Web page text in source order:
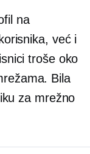
na
već i
troše oko
Bila
za mrežno